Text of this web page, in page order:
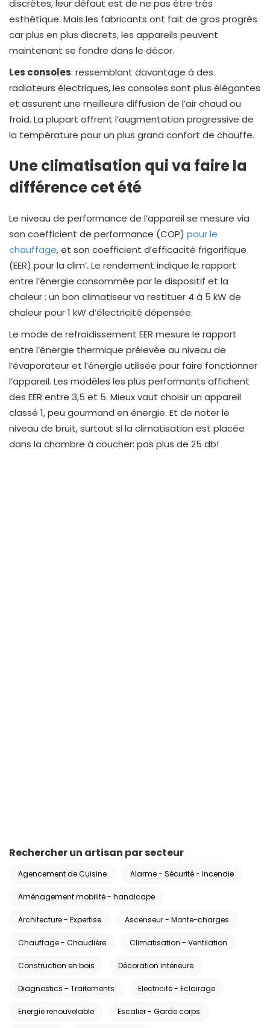
discrètes, leur défaut est de ne pas être très
esthétique. Mais les fabricants ont fait de gros progrès
car plus en plus discrets, les appareils peuvent
maintenant se fondre dans le décor.
Les consoles: ressemblant davantage à des
radiateurs électriques, les consoles sont plus élégantes
et assurent une meilleure diffusion de l’air chaud ou
froid. La plupart offrent l’augmentation progressive de
la température pour un plus grand confort de chauffe.
Une climatisation qui va faire la
différence cet été
Le niveau de performance de l’appareil se mesure via
son coefficient de performance (COP) pour le
chauffage, et son coefficient d’efficacité frigorifique
(EER) pour la clim’. Le rendement indique le rapport
entre l’énergie consommée par le dispositif et la
chaleur : un bon climatiseur va restituer 4 à 5 kW de
chaleur pour 1 kW d’électricité dépensée.
Le mode de refroidissement EER mesure le rapport
entre l’énergie thermique prélevée au niveau de
l’évaporateur et l’énergie utilisée pour faire fonctionner
l’appareil. Les modèles les plus performants affichent
des EER entre 3,5 et 5. Mieux vaut choisir un appareil
classé 1, peu gourmand en énergie. Et de noter le
niveau de bruit, surtout si la climatisation est placée
dans la chambre à coucher: pas plus de 25 db!
Rechercher un artisan par secteur
Agencement de Cuisine Alarme - Sécurité - Incendie
Aménagement mobilité - handicape
Architecture - Expertise Ascenseur - Monte-charges
Chauffage - Chaudière Climatisation - Ventilation
Construction en bois Décoration intérieure
Diagnostics - Traitements Electricité - Eclairage
Energie renouvelable Escalier - Garde corps